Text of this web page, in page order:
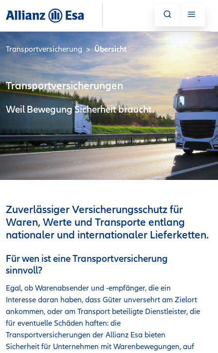
Transportversicherung Übersicht
Transportversicherungen
Weil Bewegung Sicherheit braucht.
Zuverlässiger Versicherungsschutz für
Waren, Werte und Transporte entlang
nationaler und internationaler Lieferketten.
Für wen ist eine Transportversicherung
sinnvoll?
Egal, ob Warenabsender und -empfänger, die ein
Interesse daran haben, dass Güter unversehrt am Zielort
ankommen, oder am Transport beteiligte Dienstleister, die
für eventuelle Schäden haften: die
Transportversicherungen der Allianz Esa bieten
Sicherheit für Unternehmen mit Warenbewegungen, auf